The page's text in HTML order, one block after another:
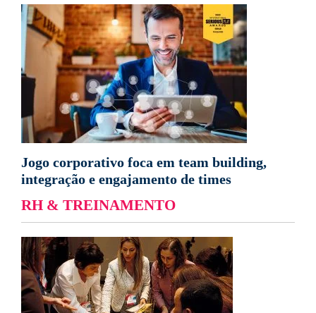
Jogo corporativo foca em team building,
integração e engajamento de times
RH & TREINAMENTO